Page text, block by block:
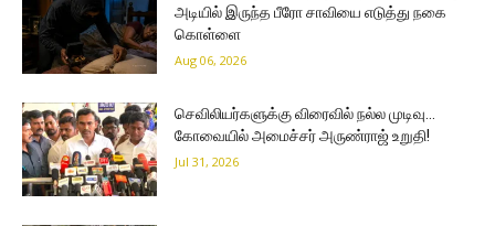
அடியில் இருந்த பீரோ சாவியை எடுத்து நகை
கொள்ளை
Aug 06, 2026
செவிலியர்களுக்கு விரைவில் நல்ல முடிவு…
கோவையில் அமைச்சர் அருண்ராஜ் உறுதி!
Jul 31, 2026